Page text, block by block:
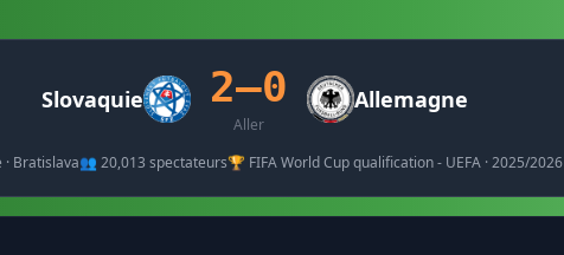
Slovaquie 2–0
Aller
Allemagne
Bratislava👥 20,013 spectateurs🏆 FIFA World Cup qualification - UEFA · 2025/2026